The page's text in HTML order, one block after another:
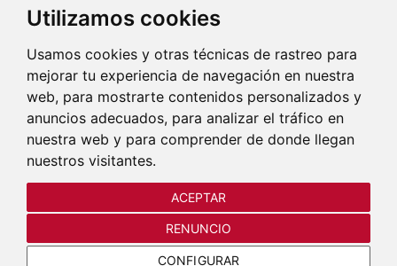
Utilizamos cookies
Usamos cookies y otras técnicas de rastreo para
mejorar tu experiencia de navegación en nuestra
web, para mostrarte contenidos personalizados y
anuncios adecuados, para analizar el tráfico en
nuestra web y para comprender de donde llegan
nuestros visitantes.
ACEPTAR
RENUNCIO
CONFIGURAR